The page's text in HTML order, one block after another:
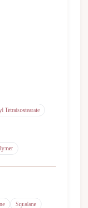
Tetraisostearate
Squalane